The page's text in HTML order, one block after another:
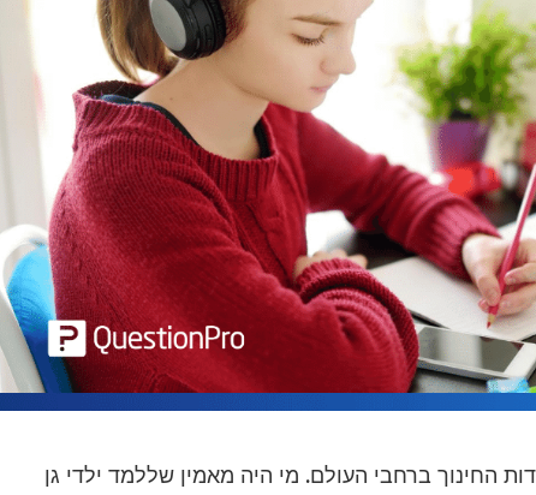
החינוך ברחבי העולם. מי היה מאמין שללמד ילדי גן